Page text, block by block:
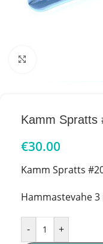
Kamm Spratts
€30.00
Kamm Spratts
Hammastevahe 3
- +